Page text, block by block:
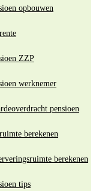
opbouwen
ZZP
werknemer
pensioen
berekenen
berekenen
tips